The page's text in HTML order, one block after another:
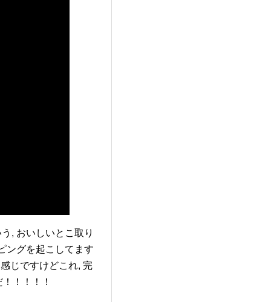
, おいしいとこ取り
ングを起こしてます
じですけどこれ, 完
！！！！